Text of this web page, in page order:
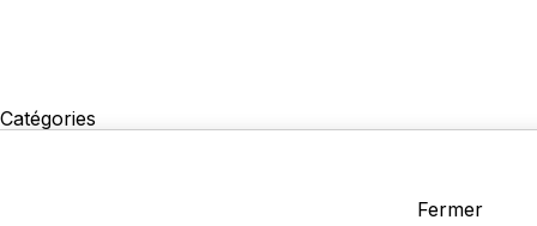
Catégories
Fermer